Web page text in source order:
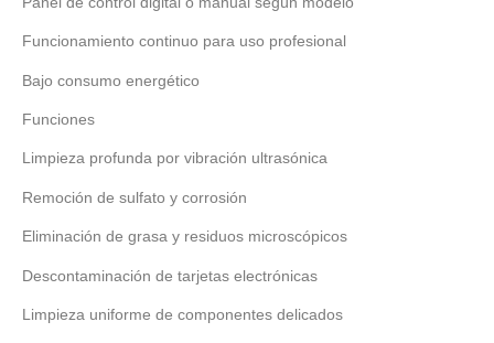
Funcionamiento continuo para uso profesional
Bajo consumo energético
Funciones
Limpieza profunda por vibración ultrasónica
Remoción de sulfato y corrosión
Eliminación de grasa y residuos microscópicos
Descontaminación de tarjetas electrónicas
Limpieza uniforme de componentes delicados